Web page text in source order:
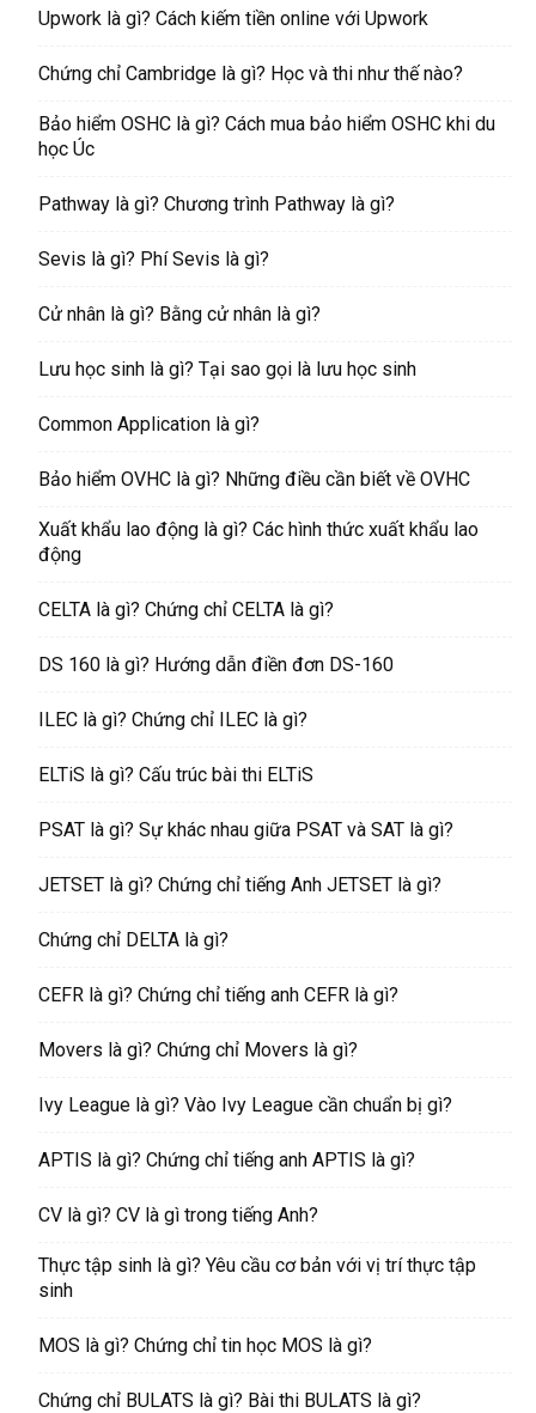
Upwork là gì? Cách kiếm tiền online với Upwork
Chứng chỉ Cambridge là gì? Học và thi như thế nào?
Bảo hiểm OSHC là gì? Cách mua bảo hiểm OSHC khi du
học Úc
Pathway là gì? Chương trình Pathway là gì?
Sevis là gì? Phí Sevis là gì?
Cử nhân là gì? Bằng cử nhân là gì?
Lưu học sinh là gì? Tại sao gọi là lưu học sinh
Common Application là gì?
Bảo hiểm OVHC là gì? Những điều cần biết về OVHC
Xuất khẩu lao động là gì? Các hình thức xuất khẩu lao
động
CELTA là gì? Chứng chỉ CELTA là gì?
DS 160 là gì? Hướng dẫn điền đơn DS-160
ILEC là gì? Chứng chỉ ILEC là gì?
ELTiS là gì? Cấu trúc bài thi ELTiS
PSAT là gì? Sự khác nhau giữa PSAT và SAT là gì?
JETSET là gì? Chứng chỉ tiếng Anh JETSET là gì?
Chứng chỉ DELTA là gì?
CEFR là gì? Chứng chỉ tiếng anh CEFR là gì?
Movers là gì? Chứng chỉ Movers là gì?
Ivy League là gì? Vào Ivy League cần chuẩn bị gì?
APTIS là gì? Chứng chỉ tiếng anh APTIS là gì?
CV là gì? CV là gì trong tiếng Anh?
Thực tập sinh là gì? Yêu cầu cơ bản với vị trí thực tập
sinh
MOS là gì? Chứng chỉ tin học MOS là gì?
Chứng chỉ BULATS là gì? Bài thi BULATS là gì?